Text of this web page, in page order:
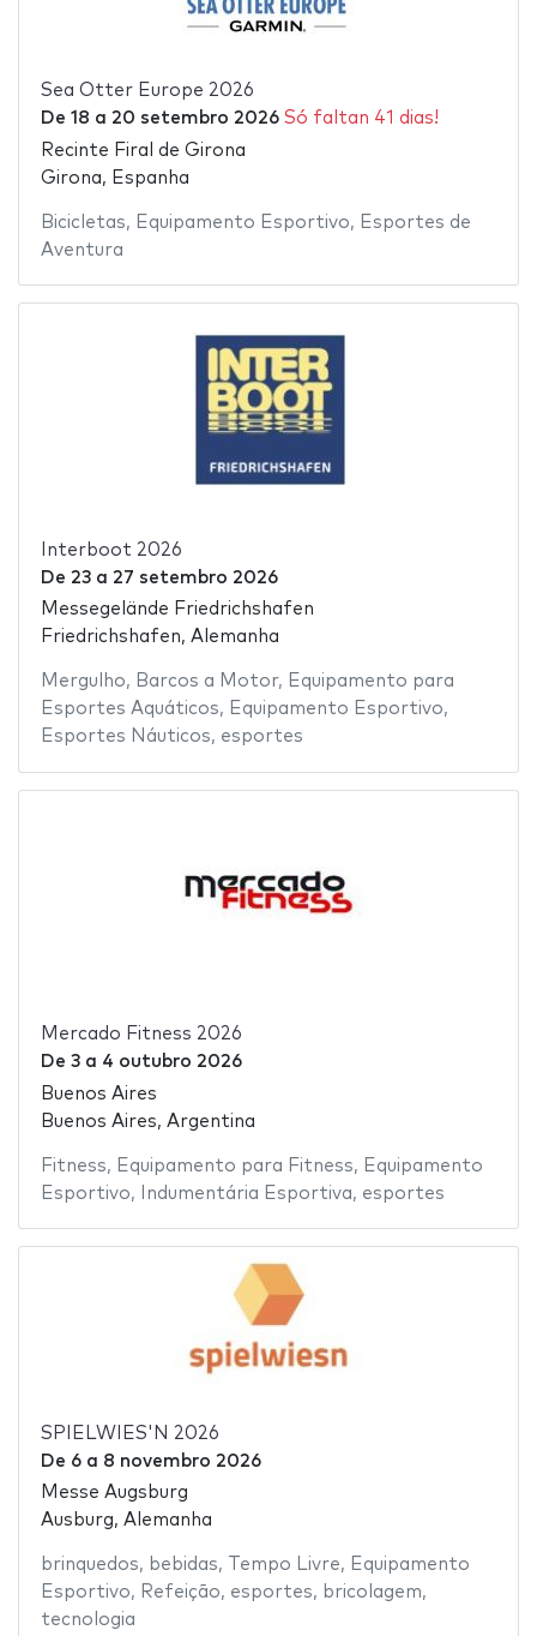
Sea Otter Europe 2026
De 18 a 20 setembro 2026 Só faltan 41 dias!
Recinte Firal de Girona
Girona, Espanha
Bicicletas, Equipamento Esportivo, Esportes de
Aventura
Interboot 2026
De 23a 27 setembro 2026
Messegelände Friedrichshafen
Friedrichshafen, Alemanha
Mergulho, Barcos a Motor, Equipamento para
Esportes Aquáticos, Equipamento Esportivo,
Esportes Náuticos, esportes
Mercado Fitness 2026
De 3a 4 outubro 2026
Buenos Aires
Buenos Aires, Argentina
Fitness, Equipamento para Fitness, Equipamento
Esportivo, Indumentária Esportiva, esportes
SPIELWIES'N 2026
De 6a 8 novembro 2026
Messe Augsburg
Ausburg, Alemanha
brinquedos, bebidas, Tempo Livre, Equipamento
Esportivo, Refeição, esportes, bricolagem,
tecnologia